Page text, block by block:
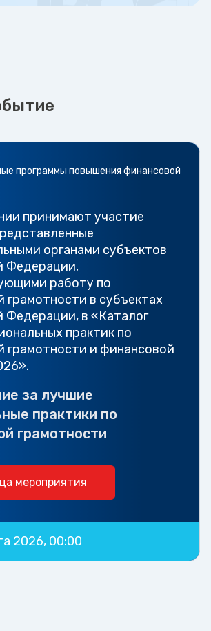
программы повышения финансовой
принимают участие
органами субъектов
Федерации,
работу по
грамотности в субъектах
Федерации, в «Каталог
практик по
грамотности и финансовой
за лучшие
практики по
грамотности
мероприятия
2026, 00:00